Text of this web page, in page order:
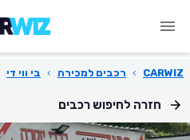
CARWIZ
› רכבים למכירה › בי ווי די
חזרה לחיפוש רכבים